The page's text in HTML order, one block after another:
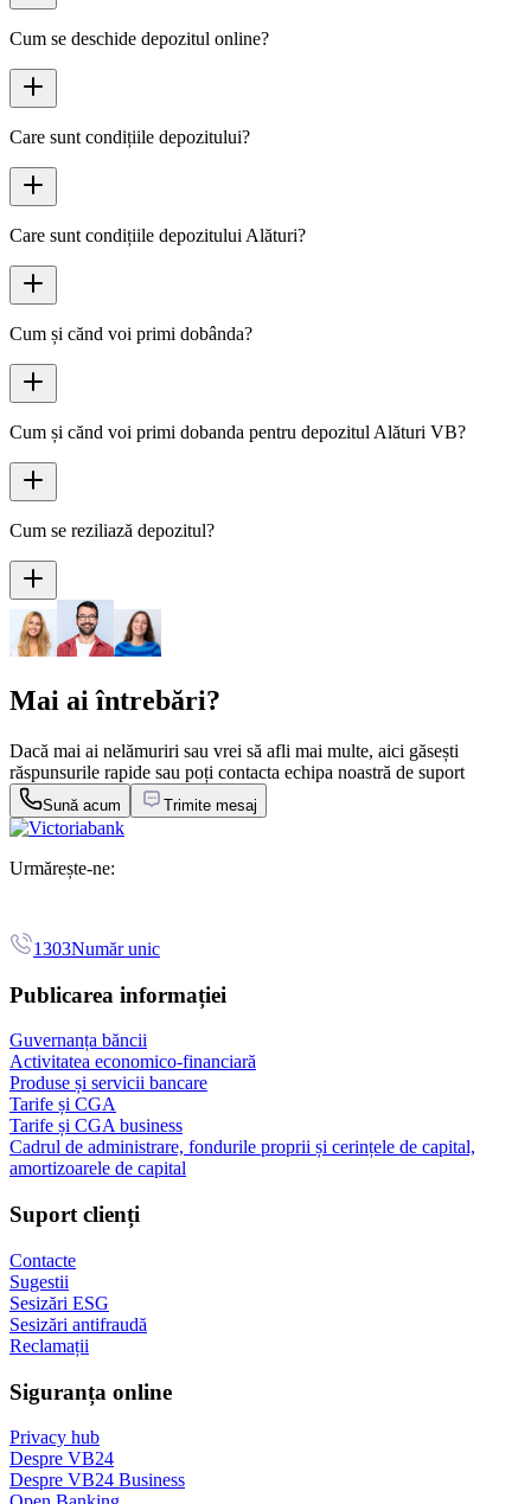
Cum se deschide depozitul online?
Care sunt condițiile depozitului?
Care sunt condițiile depozitului Alături?
Cum și cănd voi primi dobânda?
Cum și cănd voi primi dobanda pentru depozitul Alături VB?
Cum se reziliază depozitul?
Mai ai întrebări?
Dacă mai ai nelămuriri sau vrei să afli mai multe, aici găsești
răspunsurile rapide sau poți contacta echipa noastră de suport
Sună acum Trimite mesaj
Urmărește-ne:
1303Număr unic
Publicarea informației
Guvernanța băncii
Activitatea economico-financiară
Produse și servicii bancare
Tarife și CGA
Tarife și CGA business
Cadrul de administrare, fondurile proprii și cerințele de capital,
amortizoarele de capital
Suport clienți
Contacte
Sugestii
Sesizări ESG
Sesizări antifraudă
Reclamații
Siguranța online
Privacy hub
Despre VB24
Despre VB24 Business